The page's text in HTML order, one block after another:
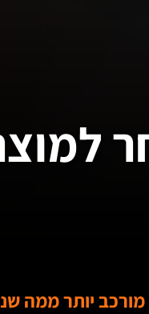
מורכב יותר ממה